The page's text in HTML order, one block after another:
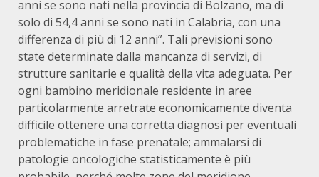
anni se sono nati nella provincia di Bolzano, ma di
solo di 54,4 anni se sono nati in Calabria, con una
differenza di più di 12 anni”. Tali previsioni sono
state determinate dalla mancanza di servizi, di
strutture sanitarie e qualità della vita adeguata. Per
ogni bambino meridionale residente in aree
particolarmente arretrate economicamente diventa
difficile ottenere una corretta diagnosi per eventuali
problematiche in fase prenatale; ammalarsi di
patologie oncologiche statisticamente è più